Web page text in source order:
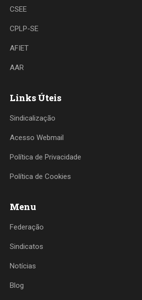
CSEE
CPLP-SE
AFIET
AAR
Links Úteis
Sindicalização
Acesso Webmail
Política de Privacidade
Política de Cookies
Menu
Federação
Sindicatos
Notícias
Blog